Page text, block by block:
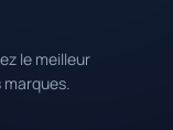
le meilleur